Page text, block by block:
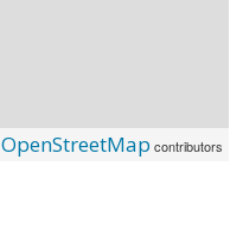
OpenStreetMap contributors